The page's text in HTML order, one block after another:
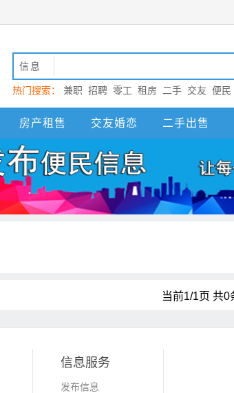
信息
热门搜索： 兼职 招聘 零工 租房 二手 交友 便民
动 乐山
房产租售 交友婚恋 二手出售
当前1/1页 共0
信息服务
发布信息